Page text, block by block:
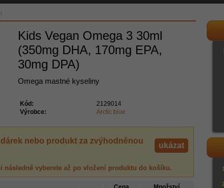
Kids Vegan Omega 3 30ml
(350mg DHA, 170mg EPA,
30mg DPA)
Omega mastné kyseliny
Kód:
2129014
Výrobce:
Arctic blue
nebo produkt za zvýhodněnou
ukázat
následně vyberete až po vložení produktu do košíku.